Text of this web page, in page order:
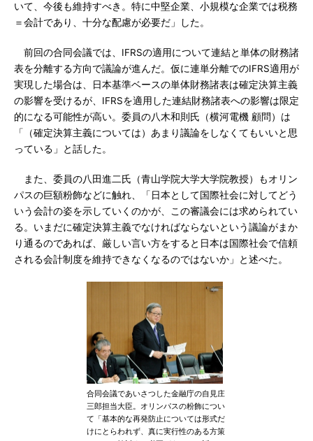
いて、今後も維持すべき。特に中堅企業、小規模な企業では税務
＝会計であり、十分な配慮が必要だ」した。
前回の合同会議では、IFRSの適用について連結と単体の財務諸
表を分離する方向で議論が進んだ。仮に連単分離でのIFRS適用が
実現した場合は、日本基準ベースの単体財務諸表は確定決算主義
の影響を受けるが、IFRSを適用した連結財務諸表への影響は限定
的になる可能性が高い。委員の八木和則氏（横河電機 顧問）は
「（確定決算主義については）あまり議論をしなくてもいいと思
っている」と話した。
また、委員の八田進二氏（青山学院大学大学院教授）もオリン
パスの巨額粉飾などに触れ、「日本として国際社会に対してどう
いう会計の姿を示していくのかが、この審議会には求められてい
る。いまだに確定決算主義でなければならないという議論がまか
り通るのであれば、厳しい言い方をすると日本は国際社会で信頼
される会計制度を維持できなくなるのではないか」と述べた。
合同会議であいさつした金融庁の自見庄
三郎担当大臣。オリンパスの粉飾につい
て「基本的な再発防止については形式だ
けにとらわれず、真に実行性のある方策